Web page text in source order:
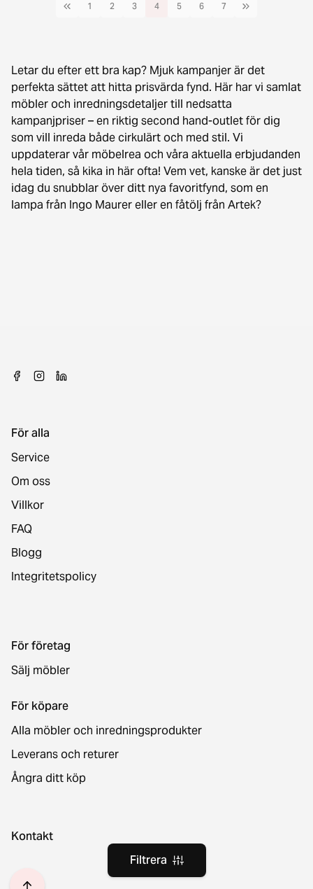
Filtrera
1 2 3 4 5 6 7
Letar du efter ett bra kap? Mjuk kampanjer är det
perfekta sättet att hitta prisvärda fynd. Här har vi samlat
möbler och inredningsdetaljer till nedsatta
kampanjpriser – en riktig second hand-outlet för dig
som vill inreda både cirkulärt och med stil. Vi
uppdaterar vår möbelrea och våra aktuella erbjudanden
hela tiden, så kika in här ofta! Vem vet, kanske är det just
idag du snubblar över ditt nya favoritfynd, som en
lampa från Ingo Maurer eller en fåtölj från Artek?
För alla
Service
Om oss
Villkor
FAQ
Blogg
Integritetspolicy
För företag
Sälj möbler
För köpare
Alla möbler och inredningsprodukter
Leverans och returer
Ångra ditt köp
Kontakt